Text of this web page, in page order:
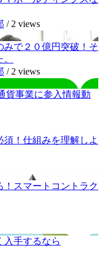
/ 2 views
みで２０億円突破！そ
/ 2 views
貨事業に参入情報動
！仕組みを理解しよ
スマートコントラク
入手するなら